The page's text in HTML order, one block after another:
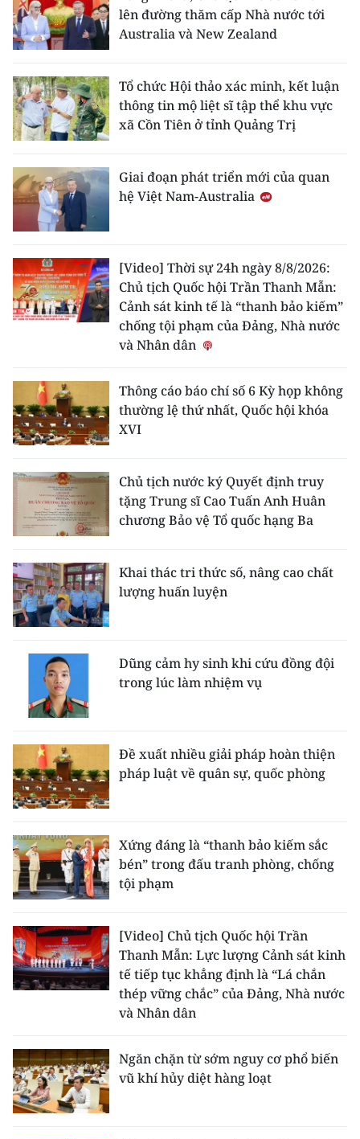
lên đường thăm cấp Nhà nước tới
Australia và New Zealand
Tổ chức Hội thảo xác minh, kết luận
thông tin mộ liệt sĩ tập thể khu vực
xã Cồn Tiên ở tỉnh Quảng Trị
Giai đoạn phát triển mới của quan
hệ Việt Nam-Australia
[Video] Thời sự 24h ngày 8/8/2026:
Chủ tịch Quốc hội Trần Thanh Mẫn:
Cảnh sát kinh tế là “thanh bảo kiếm”
chống tội phạm của Đảng, Nhà nước
và Nhân dân
Thông cáo báo chí số 6 Kỳ họp không
thường lệ thứ nhất, Quốc hội khóa
XVI
Chủ tịch nước ký Quyết định truy
tặng Trung sĩ Cao Tuấn Anh Huân
chương Bảo vệ Tổ quốc hạng Ba
Khai thác tri thức số, nâng cao chất
lượng huấn luyện
Dũng cảm hy sinh khi cứu đồng đội
trong lúc làm nhiệm vụ
Đề xuất nhiều giải pháp hoàn thiện
pháp luật về quân sự, quốc phòng
Xứng đáng là “thanh bảo kiếm sắc
bén” trong đấu tranh phòng, chống
tội phạm
[Video] Chủ tịch Quốc hội Trần
Thanh Mẫn: Lực lượng Cảnh sát kinh
tế tiếp tục khẳng định là “Lá chắn
thép vững chắc” của Đảng, Nhà nước
và Nhân dân
Ngăn chặn từ sớm nguy cơ phổ biến
vũ khí hủy diệt hàng loạt